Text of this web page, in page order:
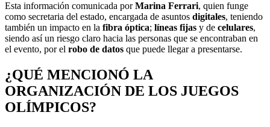
Esta información comunicada porMarina Ferrari, quien funge
como secretaria del estado, encargada de asuntos digitales, teniendo
también un impacto en la fibra óptica; líneas fijas y de celulares,
siendo así un riesgo claro hacia las personas que se encontraban en
el evento, por el robo de datos que puede llegar a presentarse.
¿QUÉ MENCIONÓ LA
ORGANIZACIÓN DE LOS JUEGOS
OLÍMPICOS?